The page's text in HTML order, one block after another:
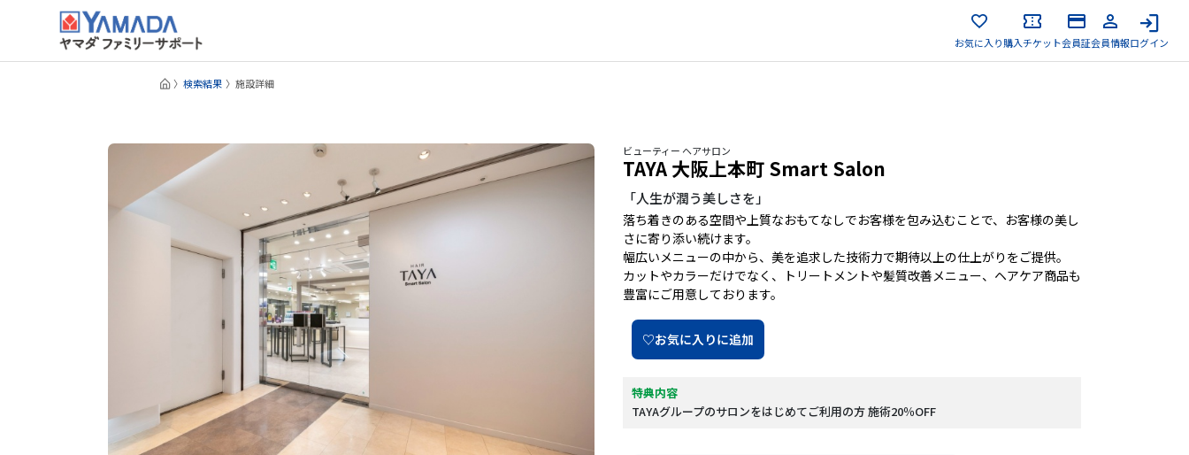
お気に入り購入チケット会員証会員情報ログイン
検索結果 施設詳細
ビューティー ヘアサロン
TAYA 大阪上本町 Smart Salon
「人生が潤う美しさを」
落ち着きのある空間や上質なおもてなしでお客様を包み込むことで、お客様の美し
さに寄り添い続けます。
幅広いメニューの中から、美を追求した技術力で期待以上の仕上がりをご提供。
カットやカラーだけでなく、トリートメントや髪質改善メニュー、ヘアケア商品も
豊富にご用意しております。
♡お気に入りに追加
特典内容
TAYAグループのサロンをはじめてご利用の方 施術20％OFF